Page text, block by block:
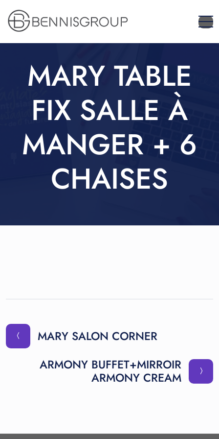
MARY TABLE
FIX SALLE À
MANGER + 6
CHAISES
MARY SALON CORNER
ARMONY BUFFET+MIRROIR
ARMONY CREAM